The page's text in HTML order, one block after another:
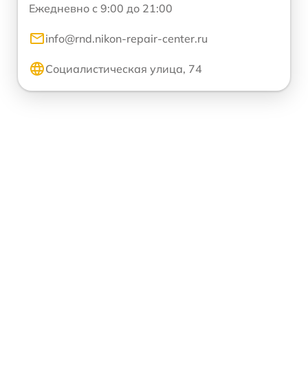
Ежедневно с 9:00 до 21:00
info@rnd.nikon-repair-center.ru
Социалистическая улица, 74